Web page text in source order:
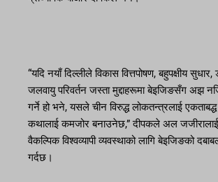
“यदि नयाँ दिल्लीले विकास वित्तपोषण, बहुपक्षीय
जलवायु परिवर्तन जस्ता मुद्दाहरूमा बेइजिङसँग अझ
गर्ने हो भने, यसले चीन विरुद्ध लोकतन्त्रलाई
कथालाई कमजोर बनाउनेछ,” दीपकले अल
वैकल्पिक विश्वव्यापी व्यवस्थाको लागि बेइजिङको
गर्दछ।